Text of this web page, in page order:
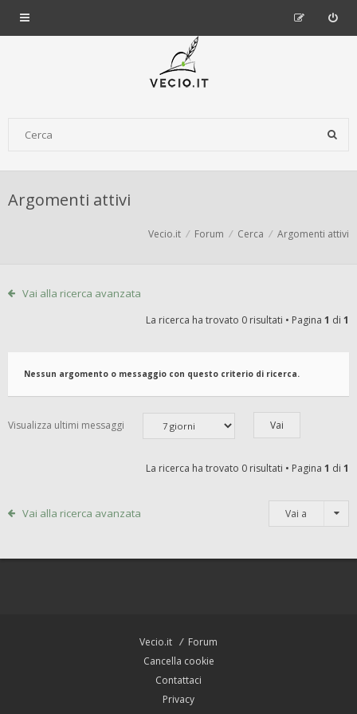
Argomenti attivi
Vecio.it Forum Cerca Argomenti attivi
Vai alla ricerca avanzata
La ricerca ha trovato 0 risultati • Pagina 1 di 1
Nessun argomento o messaggio con questo criterio di ricerca.
Visualizza ultimi messaggi
La ricerca ha trovato 0 risultati • Pagina 1 di 1
Vai alla ricerca avanzata Vai a
Vecio.it
Forum
Cancella cookie
Contattaci
Privacy